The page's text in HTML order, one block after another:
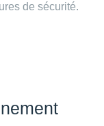
de sécurité.